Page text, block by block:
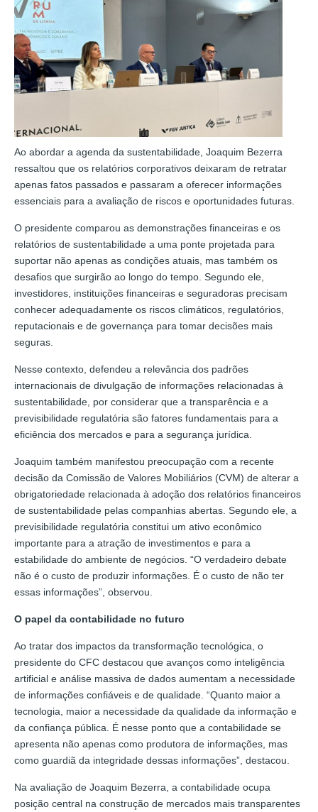
Ao abordar a agenda da sustentabilidade, Joaquim Bezerra
ressaltou que os relatórios corporativos deixaram de retratar
apenas fatos passados e passaram a oferecer informações
essenciais para a avaliação de riscos e oportunidades futuras.
O presidente comparou as demonstrações financeiras e os
relatórios de sustentabilidade a uma ponte projetada para
suportar não apenas as condições atuais, mas também os
desafios que surgirão ao longo do tempo. Segundo ele,
investidores, instituições financeiras e seguradoras precisam
conhecer adequadamente os riscos climáticos, regulatórios,
reputacionais e de governança para tomar decisões mais
seguras.
Nesse contexto, defendeu a relevância dos padrões
internacionais de divulgação de informações relacionadas à
sustentabilidade, por considerar que a transparência e a
previsibilidade regulatória são fatores fundamentais para a
eficiência dos mercados e para a segurança jurídica.
Joaquim também manifestou preocupação com a recente
decisão da Comissão de Valores Mobiliários (CVM) de alterar a
obrigatoriedade relacionada à adoção dos relatórios financeiros
de sustentabilidade pelas companhias abertas. Segundo ele, a
previsibilidade regulatória constitui um ativo econômico
importante para a atração de investimentos e para a
estabilidade do ambiente de negócios. “O verdadeiro debate
não é o custo de produzir informações. É o custo de não ter
essas informações”, observou.
O papel da contabilidade no futuro
Ao tratar dos impactos da transformação tecnológica, o
presidente do CFC destacou que avanços como inteligência
artificial e análise massiva de dados aumentam a necessidade
de informações confiáveis e de qualidade. “Quanto maior a
tecnologia, maior a necessidade da qualidade da informação e
da confiança pública. É nesse ponto que a contabilidade se
apresenta não apenas como produtora de informações, mas
como guardiã da integridade dessas informações”, destacou.
Na avaliação de Joaquim Bezerra, a contabilidade ocupa
posição central na construção de mercados mais transparentes